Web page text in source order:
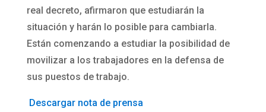
real decreto, afirmaron que estudiarán la
situación y harán lo posible para cambiarla.
Están comenzando a estudiar la posibilidad de
movilizar a los trabajadores en la defensa de
sus puestos de trabajo.
Descargar nota de prensa